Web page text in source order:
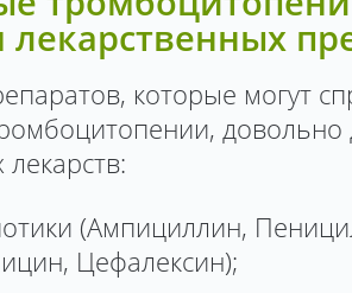
которые могут
(Ампициллин,
Цефалексин);